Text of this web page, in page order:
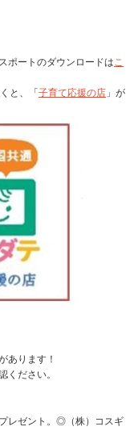
ポートのダウンロードはこ
と、「 子育て応援の店 」が
あります！
ください。
レゼント。◎（株）コスギ